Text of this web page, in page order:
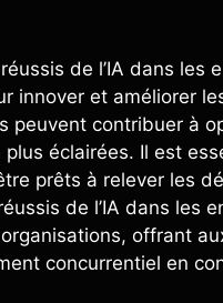
de l’IA dans
innover et améliorer
contribuer à
éclairées. Il est
prêts à relever les
de l’IA dans
offrant
concurrentiel en